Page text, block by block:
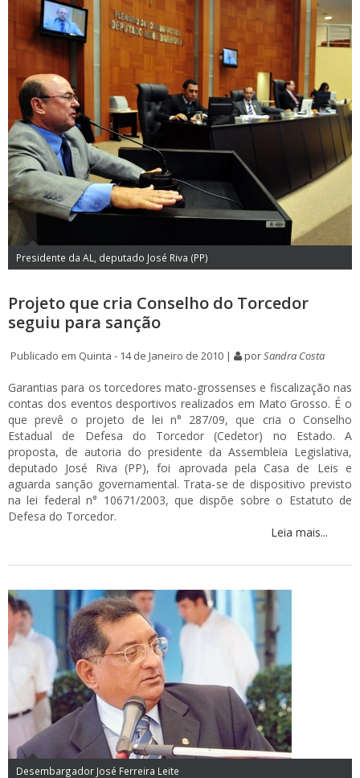
Presidente da AL, deputado José Riva (PP)
Projeto que cria Conselho do Torcedor
seguiu para sanção
Publicado em Quinta - 14 de Janeiro de 2010 | porSandra Costa
Garantias para os torcedores mato-grossenses e fiscalização nas
contas dos eventos desportivos realizados em Mato Grosso. É o
que prevê o projeto de lei n° 287/09, que cria o Conselho
Estadual de Defesa do Torcedor (Cedetor) no Estado. A
proposta, de autoria do presidente da Assembleia Legislativa,
deputado José Riva (PP), foi aprovada pela Casa de Leis e
aguarda sanção governamental. Trata-se de dispositivo previsto
na lei federal n° 10671/2003, que dispõe sobre o Estatuto de
Defesa do Torcedor.
Leia mais...
Desembargador José Ferreira Leite